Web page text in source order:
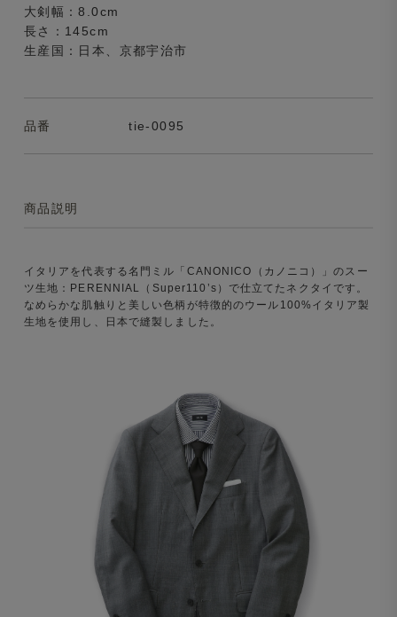
大剣幅：8.0cm
長さ：145cm
生産国：日本、京都宇治市
品番 tie-0095
商品説明
イタリアを代表する名門ミル「CANONICO（カノニコ）」のスー
ツ生地：PERENNIAL（Super110’s）で仕立てたネクタイです。
なめらかな肌触りと美しい色柄が特徴的のウール100%イタリア製
生地を使用し、日本で縫製しました。